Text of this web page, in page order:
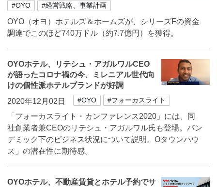
#OYO #経営戦略、事業計画
OYO（オヨ）ホテルズ＆ホームズが、シリーズFの資金
調達でこのほど740万ドル（約7.7億円）を獲得。
OYOホテル、リテシュ・アガルワルCEO
が語ったコロナ禍の今、ミレニアル世代向
けの個性派ホテルブランドが好調
2020年12月02日
#OYO #フォーカスライト
「フォーカスライト・カンファレンス2020」には、同
社創業者兼CEOのリテシュ・アガルワル氏も登場。パン
デミック下のビジネス状況について説明。Oタウンハウ
ス」の潜在性に期待感。
OYOホテル、不動産賃貸とホテル予約でサ